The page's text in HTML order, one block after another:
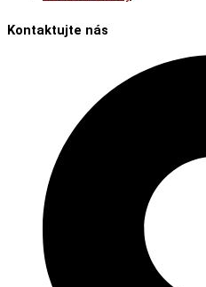
Kontaktujte nás